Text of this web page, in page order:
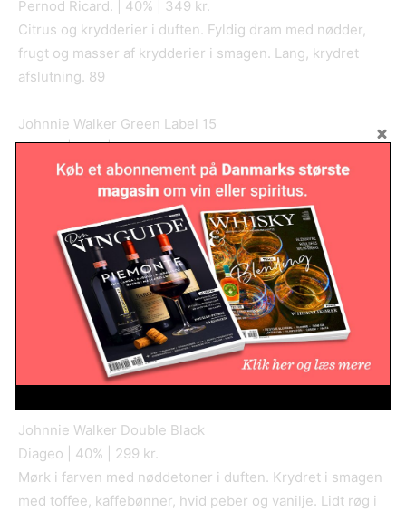
Pernod Ricard. | 40% | 349 kr.
Citrus og krydderier i duften. Fyldig dram med nødder,
frugt og masser af krydderier i smagen. Lang, krydret
afslutning. 89
Johnnie Walker Green Label 15
Diageo | 40% | 429 kr.
Bløde, blomstrede toner i duften. Mere skarp i smagen
med orange, toffee, banan og vanilje. Lang, krydret finish.
Johnnie Walker Gold Label Reserve
Diageo | 40% | 499 kr.
Orange og blomstrede toner i næsen. Blid og rund i
smagen med mokkabønner, toffee, banan og vanilje.
Yderst klassisk med en lang krydret finish. Savner måske
lidt mere kant. 89
Johnnie Walker Double Black
Diageo | 40% | 299 kr.
Mørk i farven med nøddetoner i duften. Krydret i smagen
med toffee, kaffebønner, hvid peber og vanilje. Lidt røg i